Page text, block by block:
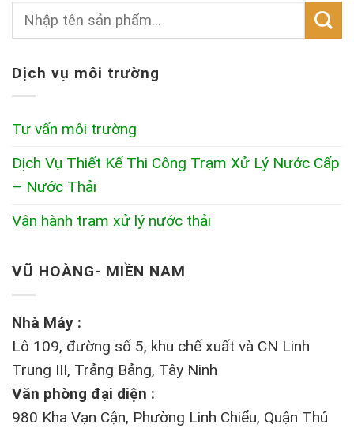
Dịch vụ môi trường
Tư vấn môi trường
Dịch Vụ Thiết Kế Thi Công Trạm Xử Lý Nước Cấp
– Nước Thải
Vận hành trạm xử lý nước thải
VŨ HOÀNG- MIỀN NAM
Nhà Máy :
Lô 109, đường số 5, khu chế xuất và CN Linh
Trung III, Trảng Bảng, Tây Ninh
Văn phòng đại diện :
980 Kha Vạn Cận, Phường Linh Chiểu, Quận Thủ